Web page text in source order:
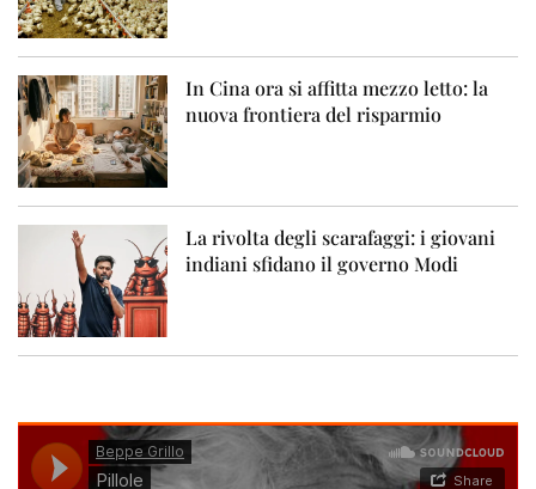
In Cina ora si affitta mezzo letto: la
nuova frontiera del risparmio
La rivolta degli scarafaggi: i giovani
indiani sfidano il governo Modi